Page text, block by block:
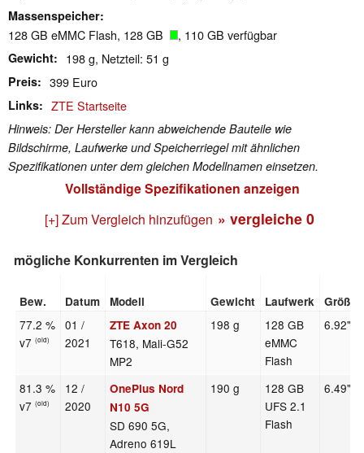
Massenspeicher
128 GB eMMC Flash, 128 GB , 110 GB verfügbar
Gewicht 198 g, Netzteil: 51 g
Preis 399 Euro
Links ZTE Startseite
Hinweis: Der Hersteller kann abweichende Bauteile wie
Bildschirme, Laufwerke und Speicherriegel mit ähnlichen
Spezifikationen unter dem gleichen Modellnamen einsetzen.
Vollständige Spezifikationen anzeigen
[+] Zum Vergleich hinzufügen » vergleiche 0
mögliche Konkurrenten im Vergleich
Bew. Datum Modell Gewicht Laufwerk Größe
77.2 %
v7(old)
01 /
2021
ZTE Axon 20
T618, Mali-G52
MP2
198 g
128 GB
eMMC
Flash
6.92"
81.3 %
v7(old)
12 /
2020
OnePlus Nord
N10 5G
SD 690 5G,
Adreno 619L
190 g
128 GB
UFS 2.1
Flash
6.49"